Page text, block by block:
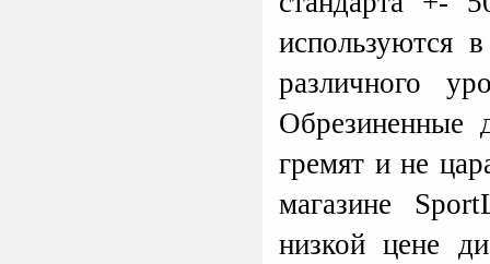
используются
различного
Обрезиненные
гремят и не
магазине
низкой цене